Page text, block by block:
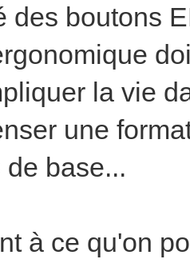
des boutons
la vie
une
base...
à ce qu'on